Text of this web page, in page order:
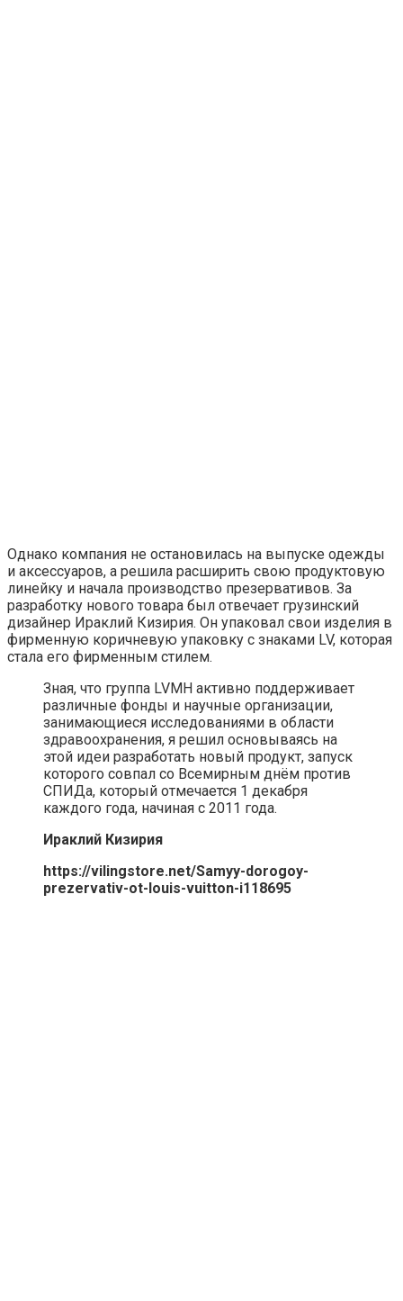
Однако компания не остановилась на выпуске одежды
и аксессуаров, а решила расширить свою продуктовую
линейку и начала производство презервативов. За
разработку нового товара был отвечает грузинский
дизайнер Ираклий Кизирия. Он упаковал свои изделия в
фирменную коричневую упаковку с знаками LV, которая
стала его фирменным стилем.
Зная, что группа LVMH активно поддерживает
различные фонды и научные организации,
занимающиеся исследованиями в области
здравоохранения, я решил основываясь на
этой идеи разработать новый продукт, запуск
которого совпал со Всемирным днём против
СПИДа, который отмечается 1 декабря
каждого года, начиная с 2011 года.
Ираклий Кизирия
https://vilingstore.net/Samyy-dorogoy-
prezervativ-ot-louis-vuitton-i118695